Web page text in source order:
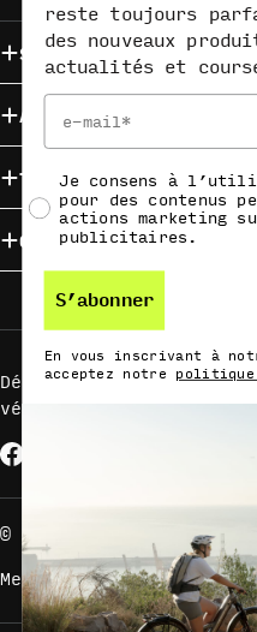
Service & Contact
About HAIBIKE
Trouvez votre HAIBIKE
Campaigns
Découvrez avec nous
vélo
Facebook
paiement
© Accell Global B.V. -
Mentions légales
reste toujours
des nouveaux
actualités et
Email
Social Consent
Je consens à
pour des contenus
actions marketing
publicitaires.
S’abonner
En vous inscrivant à
acceptez notre